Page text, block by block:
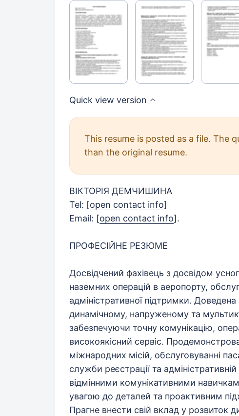
Quick view version
This resume is posted as a file. The
than the original resume.
ВІКТОРІЯ ДЕМЧИШИНА
Tel: [open contact info]
Email: [open contact info].
ПРОФЕСІЙНЕ РЕЗЮМЕ
Досвідчений фахівець з досвідом
наземних операцій в аеропорту,
адміністративної підтримки.
динамічному, напруженому та
забезпечуючи точну комунікацію,
високоякісний сервіс.
міжнародних місій, обслуговуванні
служби реєстрації та
відмінними комунікативними
увагою до деталей та проактивним
Прагне внести свій вклад у розвиток